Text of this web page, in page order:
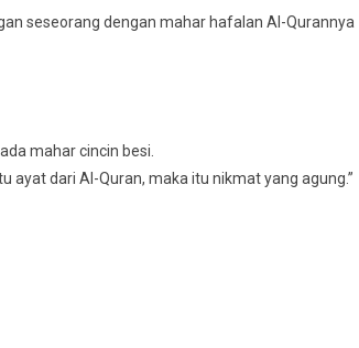
seseorang dengan mahar hafalan Al-Qurannya
mahar cincin besi.
ayat dari Al-Quran, maka itu nikmat yang agung.”